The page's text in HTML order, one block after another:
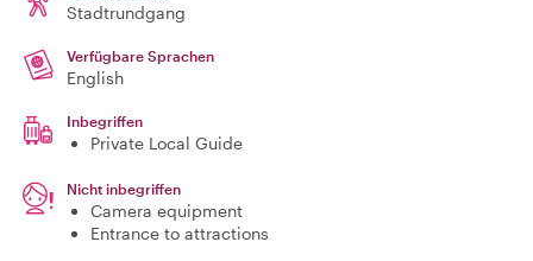
Stadtrundgang
Verfügbare Sprachen
English
Inbegriffen
Private Local Guide
Nicht inbegriffen
Camera equipment
Entrance to attractions